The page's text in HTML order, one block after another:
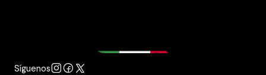
Síguenos